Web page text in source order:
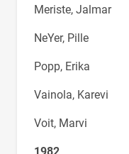
Meriste, Jalmar
NeYer, Pille
Popp, Erika
Vainola, Karevi
Voit, Marvi